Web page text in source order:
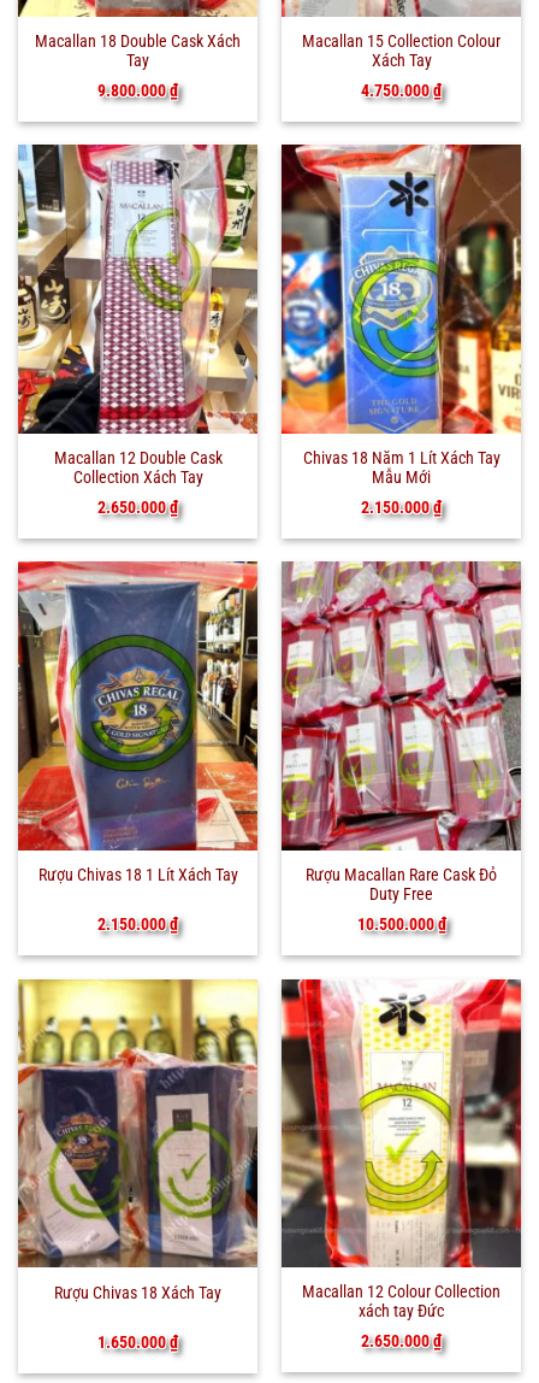
Macallan 18 Double Cask Xách
Tay
9.800.000₫
Macallan 15 Collection Colour
Xách Tay
4.750.000₫
Macallan 12 Double Cask
Collection Xách Tay
2.650.000₫
Chivas 18 Năm 1 Lít Xách Tay
Mẫu Mới
2.150.000₫
Rượu Chivas 18 1 Lít Xách Tay
2.150.000₫
Rượu Macallan Rare Cask Đỏ
Duty Free
10.500.000₫
Rượu Chivas 18 Xách Tay
1.650.000₫
Macallan 12 Colour Collection
xách tay Đức
2.650.000₫